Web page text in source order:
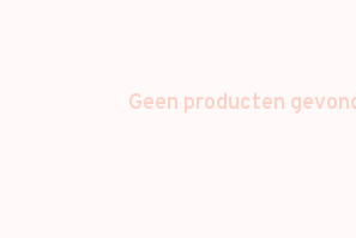
Geen producten